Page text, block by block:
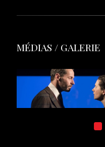
MÉDIAS / GALERIE